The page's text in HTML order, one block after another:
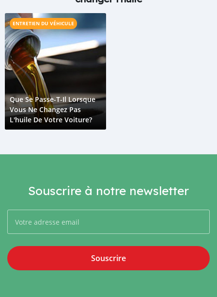
ENTRETIEN DU VÉHICULE
Que Se Passe-T-Il Lorsque
Vous Ne Changez Pas
L'huile De Votre Voiture?
Souscrire à notre newsletter
Souscrire